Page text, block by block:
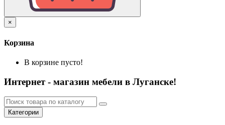
×
Корзина
В корзине пусто!
Интернет - магазин мебели в Луганске!
Категории